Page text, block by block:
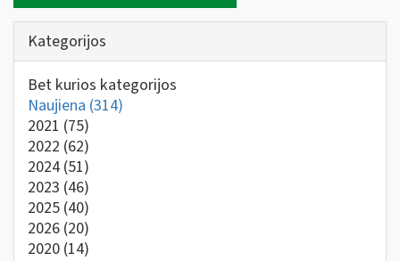
Kategorijos
Bet kurios kategorijos
Naujiena (314)
2021 (75)
2022 (62)
2024 (51)
2023 (46)
2025 (40)
2026 (20)
2020 (14)